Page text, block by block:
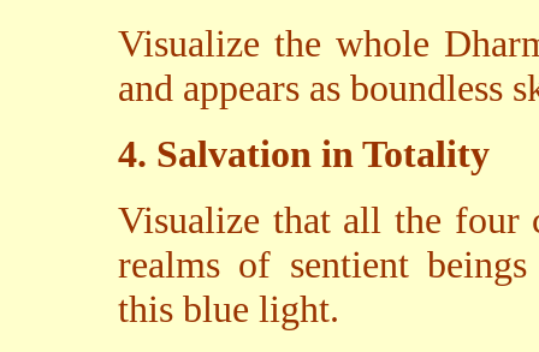
Visualize the whole
and appears as boundless
4. Salvation in Totality
Visualize that all the four
realms of sentient
this blue light.